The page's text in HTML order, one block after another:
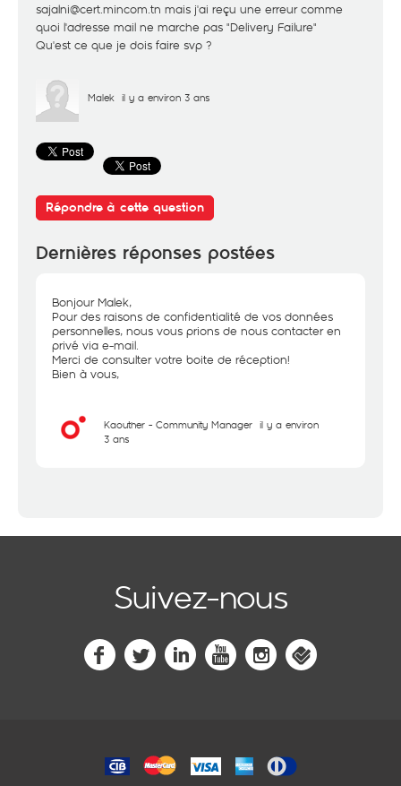
sajalni@cert.mincom.tn mais j'ai reçu une erreur comme
quoi l'adresse mail ne marche pas "Delivery Failure"
Qu'est ce que je dois faire svp ?
Malek il y a environ 3 ans
Répondre à cette question
Dernières réponses postées
Bonjour Malek,
Pour des raisons de confidentialité de vos données
personnelles, nous vous prions de nous contacter en
privé via e-mail.
Merci de consulter votre boite de réception!
Bien à vous,
Kaouther - Community Manager il y a environ
3 ans
Suivez-nous